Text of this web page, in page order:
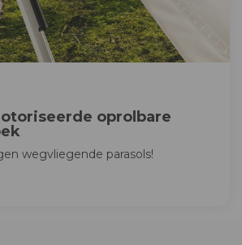
oprolbare
wegvliegende parasols!